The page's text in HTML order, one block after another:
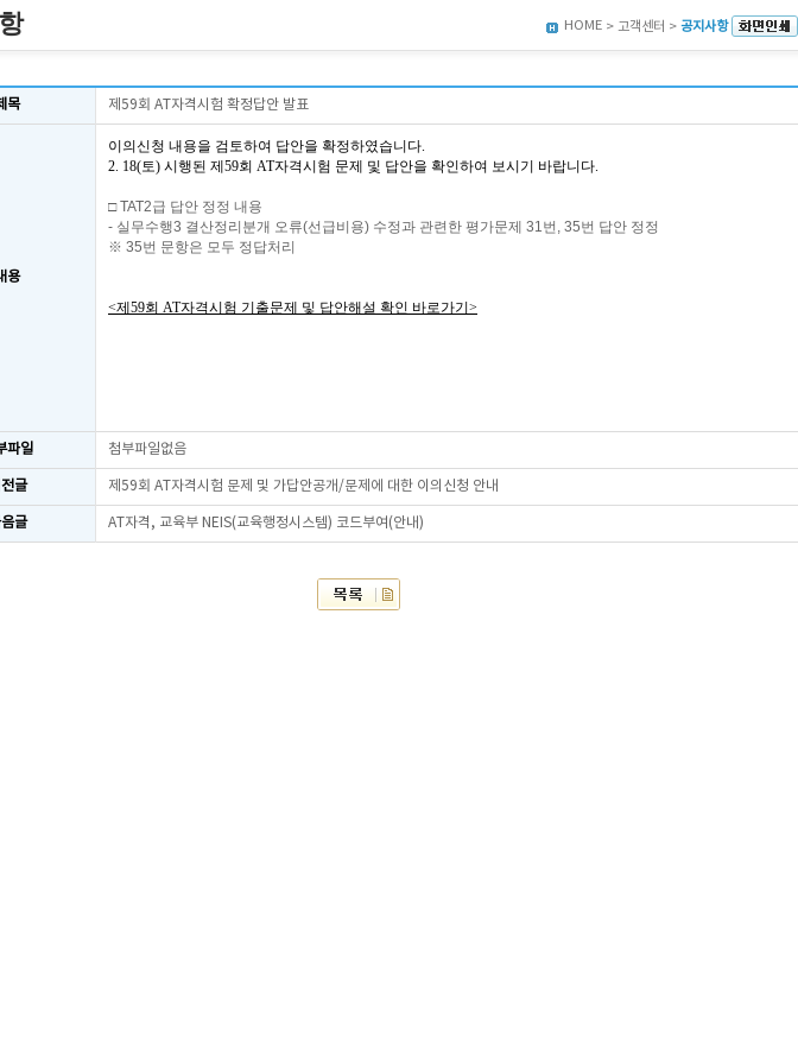
HOME > 고객센터 > 공지사항
목 제59회 AT자격시험 확정답안 발표
용
이의신청 내용을 검토하여 답안을 확정하였습니다.
2. 18(토) 시행된 제59회 AT자격시험 문제 및 답안을 확인하여 보시기 바랍니다.
□TAT2급 답안 정정 내용
- 실무수행3 결산정리분개 오류(선급비용) 수정과 관련한 평가문제 31번 , 35번 답안 정정
※ 35번 문항은 모두 정답처리
<제59회 AT자격시험 기출문제 및 답안해설 확인 바로가기>
파일 첨부파일없음
글 제59회 AT자격시험 문제 및 가답안공개/문제에 대한 이의신청 안내
글 AT자격, 교육부 NEIS(교육행정시스템) 코드부여(안내)